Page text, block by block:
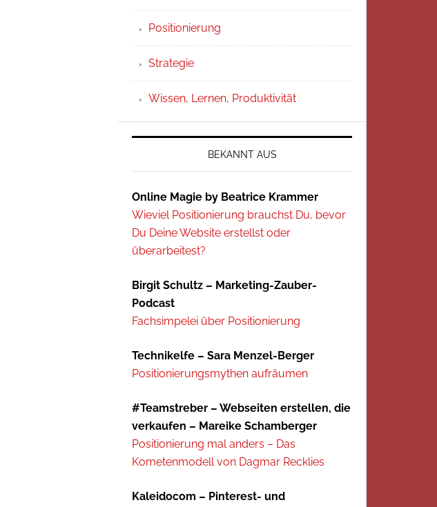
Positionierung
Strategie
Wissen, Lernen, Produktivität
BEKANNT AUS
Online Magie by Beatrice Krammer
Wieviel Positionierung brauchst Du, bevor
Du Deine Website erstellst oder
überarbeitest?
Birgit Schultz – Marketing-Zauber-
Podcast
Fachsimpelei über Positionierung
Technikelfe – Sara Menzel-Berger
Positionierungsmythen aufräumen
#Teamstreber – Webseiten erstellen, die
verkaufen – Mareike Schamberger
Positionierung mal anders – Das
Kometenmodell von Dagmar Recklies
Kaleidocom – Pinterest- und